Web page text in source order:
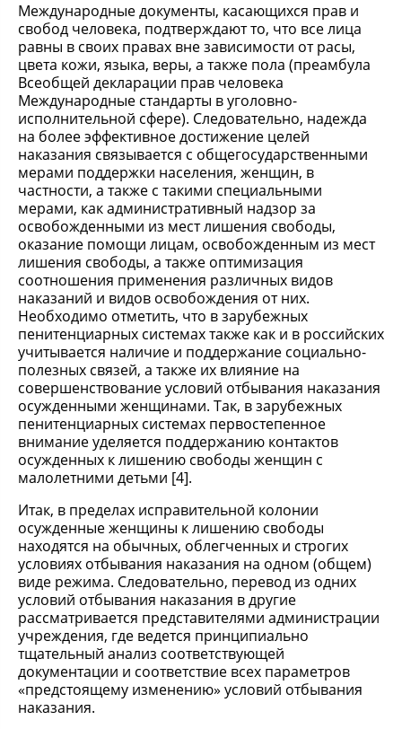
Международные документы, касающихся прав и
свобод человека, подтверждают то, что все лица
равны в своих правах вне зависимости от расы,
цвета кожи, языка, веры, а также пола (преамбула
Всеобщей декларации прав человека
Международные стандарты в уголовно-
исполнительной сфере). Следовательно, надежда
на более эффективное достижение целей
наказания связывается с общегосударственными
мерами поддержки населения, женщин, в
частности, а также с такими специальными
мерами, как административный надзор за
освобожденными из мест лишения свободы,
оказание помощи лицам, освобожденным из мест
лишения свободы, а также оптимизация
соотношения применения различных видов
наказаний и видов освобождения от них.
Необходимо отметить, что в зарубежных
пенитенциарных системах также как и в российских
учитывается наличие и поддержание социально-
полезных связей, а также их влияние на
совершенствование условий отбывания наказания
осужденными женщинами. Так, в зарубежных
пенитенциарных системах первостепенное
внимание уделяется поддержанию контактов
осужденных к лишению свободы женщин с
малолетними детьми [4].
Итак, в пределах исправительной колонии
осужденные женщины к лишению свободы
находятся на обычных, облегченных и строгих
условиях отбывания наказания на одном (общем)
виде режима. Следовательно, перевод из одних
условий отбывания наказания в другие
рассматривается представителями администрации
учреждения, где ведется принципиально
тщательный анализ соответствующей
документации и соответствие всех параметров
«предстоящему изменению» условий отбывания
наказания.